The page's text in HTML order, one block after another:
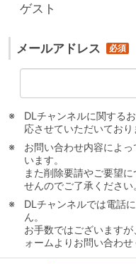
ゲスト
メールアドレス
DLチャンネルに関する
応させていただいており
お問い合わせ内容によ
います。
また削除要請やご要望
せんのでご了承ください
DLチャンネルでは電話
ん。
お手数ではございます
ォームよりお問い合わせ